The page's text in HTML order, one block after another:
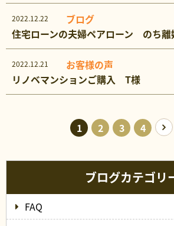
2022.12.22
ブログ
住宅ローンの夫婦ペアローン のち離
2022.12.21
お客様の声
リノベマンションご購入 T様
1 2 3 4
ブログカテゴリ
FAQ